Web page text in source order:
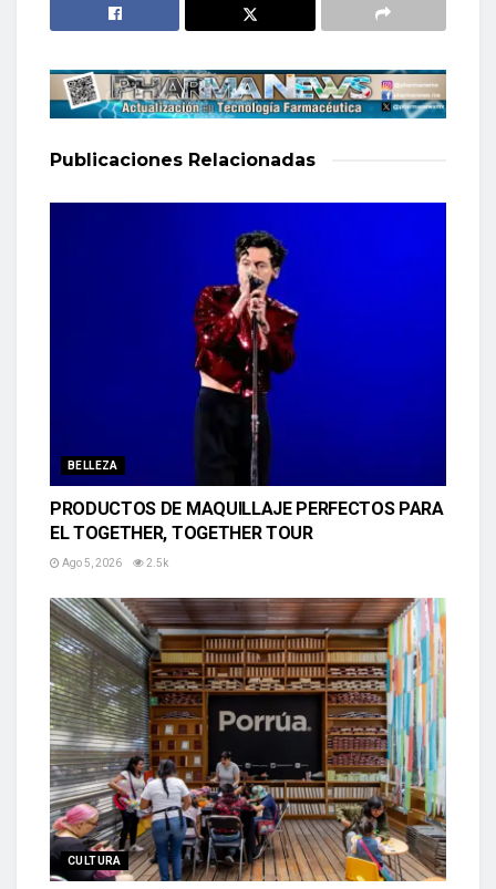
Publicaciones Relacionadas
BELLEZA
PRODUCTOS DE MAQUILLAJE PERFECTOS PARA
EL TOGETHER, TOGETHER TOUR
Ago 5, 2026 2.5k
CULTURA